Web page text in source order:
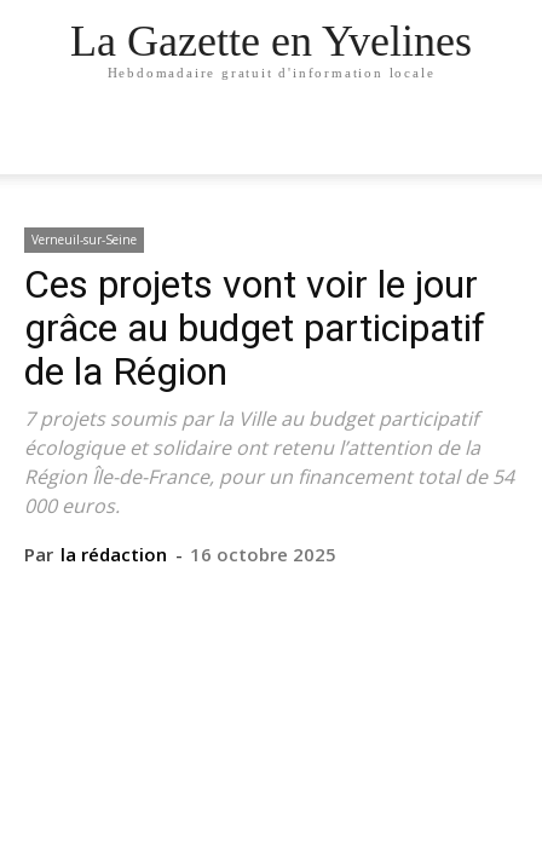
La Gazette en Yvelines
Hebdomadaire gratuit d'information locale
Verneuil-sur-Seine
Ces projets vont voir le jour
grâce au budget participatif
de la Région
7 projets soumis par la Ville au budget participatif
écologique et solidaire ont retenu l’attention de la
Région Île-de-France, pour un financement total de 54
000 euros.
Par la rédaction - 16 octobre 2025